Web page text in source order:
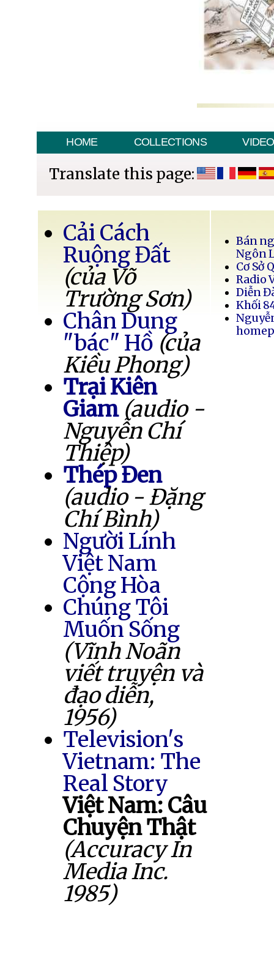
HOME COLLECTIONS VIDEO
Translate this page:
Cải Cách
Ruộng Đất
(của Võ
Trường Sơn)
Chân Dung
"bác" Hồ (của
Kiều Phong)
Trại Kiên
Giam (audio -
Nguyễn Chí
Thiệp)
Thép Đen
(audio - Đặng
Chí Bình)
Người Lính
Việt Nam
Cộng Hòa
Chúng Tôi
Muốn Sống
(Vĩnh Noãn
viết truyện và
đạo diễn,
1956)
Television's
Vietnam: The
Real Story
Việt Nam: Câu
Chuyện Thật
(Accuracy In
Media Inc.
1985)
Bán
Ngôn
Cơ Sở
Radio
Diễn
Khối